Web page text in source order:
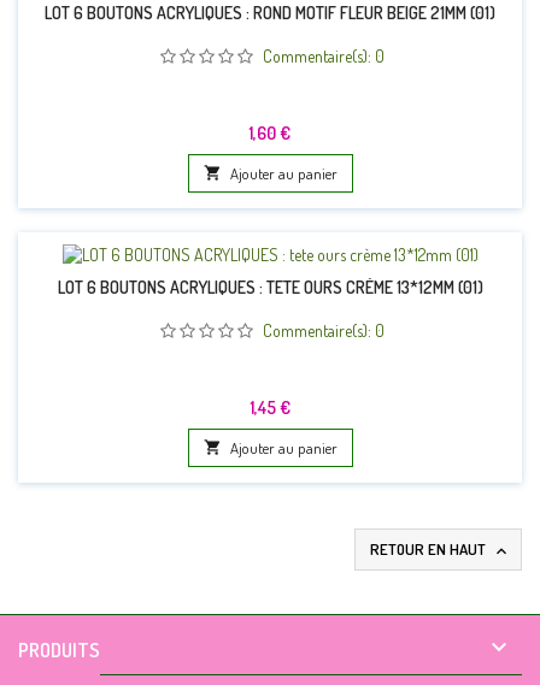
LOT 6 BOUTONS ACRYLIQUES : ROND MOTIF FLEUR BEIGE 21MM (01)
Commentaire(s): 0
Prix
1,60 €
 Ajouter au panier
LOT 6 BOUTONS ACRYLIQUES : TETE OURS CRÈME 13*12MM (01)
Commentaire(s): 0
Prix
1,45 €
 Ajouter au panier
RETOUR EN HAUT 
PRODUITS 